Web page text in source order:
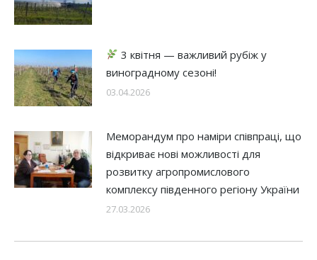
3 квітня — важливий рубіж у
виноградному сезоні!
03.04.2026
Меморандум про наміри співпраці, що
відкриває нові можливості для
розвитку агропромислового
комплексу південного регіону України
27.03.2026